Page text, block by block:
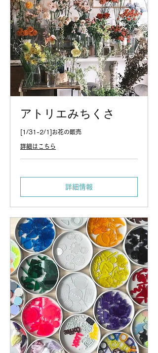
アトリエみちくさ
[1/31-2/1]お花の販売
詳細はこちら
詳細情報